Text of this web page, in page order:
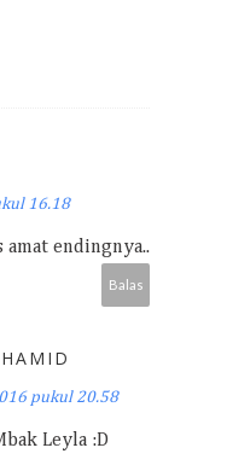
16.18
amat endingnya..
Balas
pukul 20.58
Leyla :D